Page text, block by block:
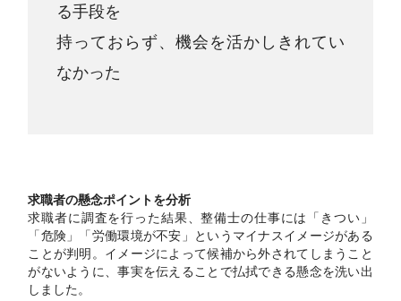
る手段を
持っておらず、機会を活かしきれてい
なかった
求職者の懸念ポイントを分析
求職者に調査を行った結果、整備士の仕事には「きつい」
「危険」「労働環境が不安」というマイナスイメージがある
ことが判明。イメージによって候補から外されてしまうこと
がないように、事実を伝えることで払拭できる懸念を洗い出
しました。